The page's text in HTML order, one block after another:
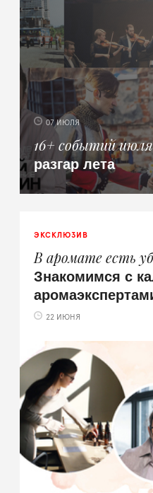
07 ИЮЛЯ
16+ событий июля
разгар лета
ЭКСКЛЮЗИВ
В аромате есть
Знакомимся с
22 ИЮНЯ